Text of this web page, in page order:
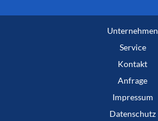
Unternehmen
Service
Kontakt
Anfrage
Impressum
Datenschutz